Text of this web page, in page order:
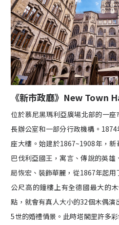
《新市政廳》New Town
位於慕尼黑瑪利亞廣場北部的一
長辦公室和一部分行政機構。
座大樓。始建於1867~1908年，
巴伐利亞國王，寓言、傳說的英
局恢宏、裝飾華麗，從1867年起
公尺高的鐘樓上有全德國最大的
點，就會有真人大小的32個木偶
5世的婚禮情景。此時塔閣里許多